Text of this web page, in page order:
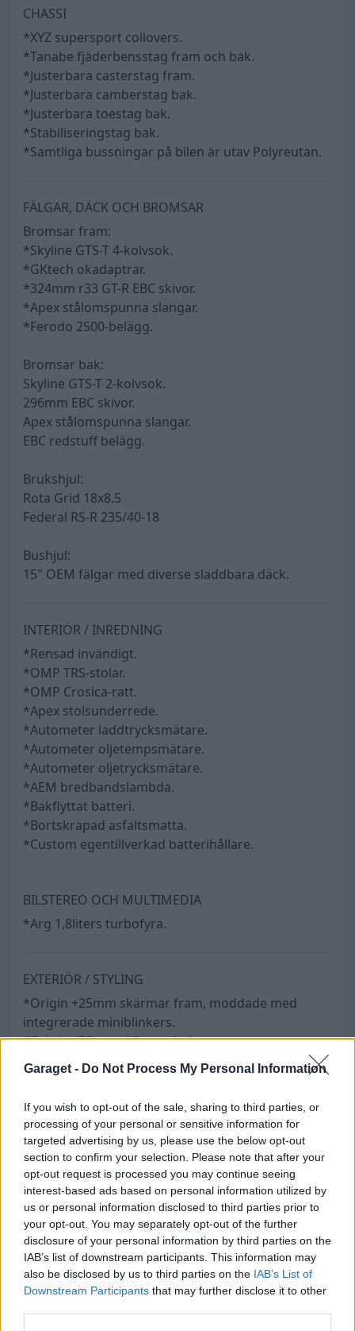
Garaget - Do Not Process My Personal Information
If you wish to opt-out of the sale, sharing to third parties, or
processing of your personal or sensitive information for
targeted advertising by us, please use the below opt-out
section to confirm your selection. Please note that after your
opt-out request is processed you may continue seeing
interest-based ads based on personal information utilized by
us or personal information disclosed to third parties prior to
your opt-out. You may separately opt-out of the further
disclosure of your personal information by third parties on the
IAB’s list of downstream participants. This information may
also be disclosed by us to third parties on the IAB’s List of
Downstream Participants that may further disclose it to other
CHASSI
*XYZ supersport coilovers.
*Tanabe fjäderbensstag fram och bak.
*Justerbara casterstag fram.
*Justerbara camberstag bak.
*Justerbara toestag bak.
*Stabiliseringstag bak.
*Samtliga bussningar på bilen är utav Polyreutan.
FÄLGAR, DÄCK OCH BROMSAR
Bromsar fram:
*Skyline GTS-T 4-kolvsok.
*GKtech okadaptrar.
*324mm r33 GT-R EBC skivor.
*Apex stålomspunna slangar.
*Ferodo 2500-belägg.
Bromsar bak:
Skyline GTS-T 2-kolvsok.
296mm EBC skivor.
Apex stålomspunna slangar.
EBC redstuff belägg.
Brukshjul:
Rota Grid 18x8.5
Federal RS-R 235/40-18
Bushjul:
15" OEM fälgar med diverse sladdbara däck.
INTERIÖR / INREDNING
*Rensad invändigt.
*OMP TRS-stolar.
*OMP Crosica-ratt.
*Apex stolsunderrede.
*Autometer laddtrycksmätare.
*Autometer oljetempsmätare.
*Autometer oljetrycksmätare.
*AEM bredbandslambda.
*Bakflyttat batteri.
*Bortskrapad asfaltsmatta.
*Custom egentillverkad batterihållare.
BILSTEREO OCH MULTIMEDIA
*Arg 1,8liters turbofyra.
EXTERIÖR / STYLING
*Origin +25mm skärmar fram, moddade med
integrerade miniblinkers.
*Origin +30mm skärmar bak.
*Nya Nissan OEM Kouki Type X baklyktor.
*Kolfiberbaklucka.
*Tak lackat i Bmw Sapphire Black.
*Huvlås.
FRAMTIDSPLANER
*700hk+
*Bur.
*OMP 4P-bälten.
*Fuelcell och soppasystemet utanför kupén.
*Lätta mer: huv, dörrar, bakbumper m.m.